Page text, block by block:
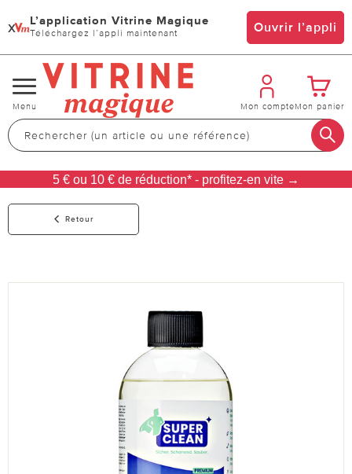
x L’application Vitrine Magique
Téléchargez l’appli maintenant Ouvrir l’appli
Changer
de
navigation
Menu Mon compteMon panier
5 € ou 10 € de réduction* - profitez-en vite →
Retour